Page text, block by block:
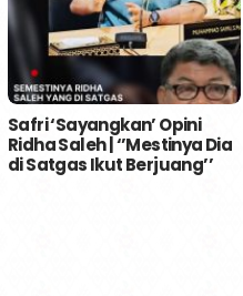
Safri ‘Sayangkan’ Opini
Ridha Saleh | ‘’Mestinya Dia
di Satgas Ikut Berjuang’’